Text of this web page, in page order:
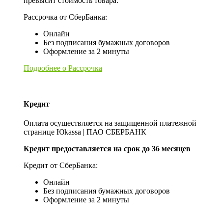
Рассрочка от СберБанка:
Онлайн
Без подписания бумажных договоров
Оформление за 2 минуты
Подробнее о Рассрочка
Кредит
Оплата осуществляется на защищенной платежной
странице Юkassa | ПАО СБЕРБАНК
Кредит предоставляется на срок до 36 месяцев
Кредит от СберБанка:
Онлайн
Без подписания бумажных договоров
Оформление за 2 минуты